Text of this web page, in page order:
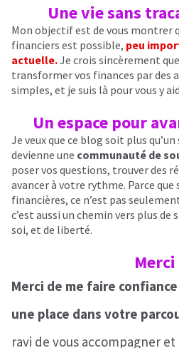
Une vie sans
Mon objectif est de vous montrer
financiers est possible, peu
actuelle.Je crois sincèrement
transformer vos finances par des
simples, et je suis là pour vous y
Un espace pour
Je veux que ce blog soit plus
devienne une communauté de
poser vos questions, trouver des
avancer à votre rythme. Parce
financières, ce n’est pas
c’est aussi un chemin vers plus de
soi, et de liberté.
Merci
Merci de me faire
une place dans votre
ravi de vous accompagner